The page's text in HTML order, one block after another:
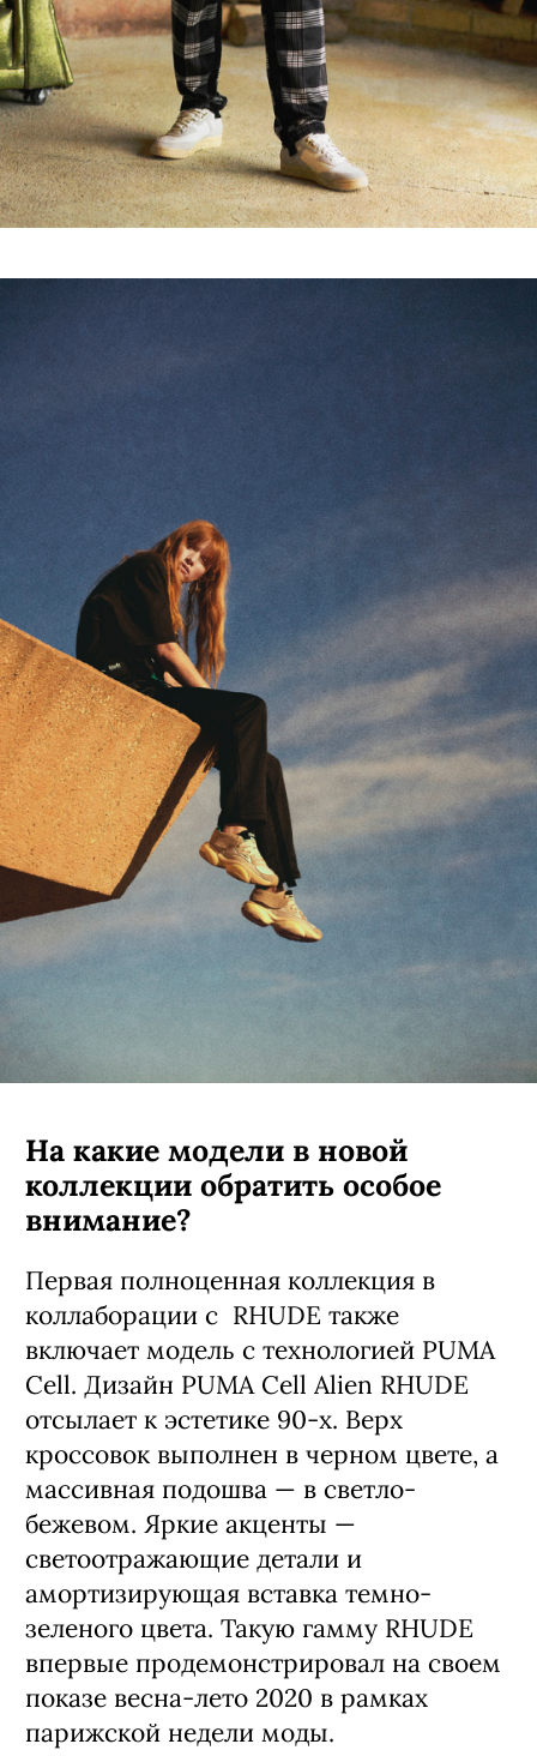
На какие модели в новой
коллекции обратить особое
внимание?
Первая полноценная коллекция в
коллаборации с RHUDE также
включает модель с технологией PUMA
Cell. Дизайн PUMA Cell Alien RHUDE
отсылает к эстетике 90-х. Верх
кроссовок выполнен в черном цвете, а
массивная подошва — в светло-
бежевом. Яркие акценты —
светоотражающие детали и
амортизирующая вставка темно-
зеленого цвета. Такую гамму RHUDE
впервые продемонстрировал на своем
показе весна-лето 2020 в рамках
парижской недели моды.